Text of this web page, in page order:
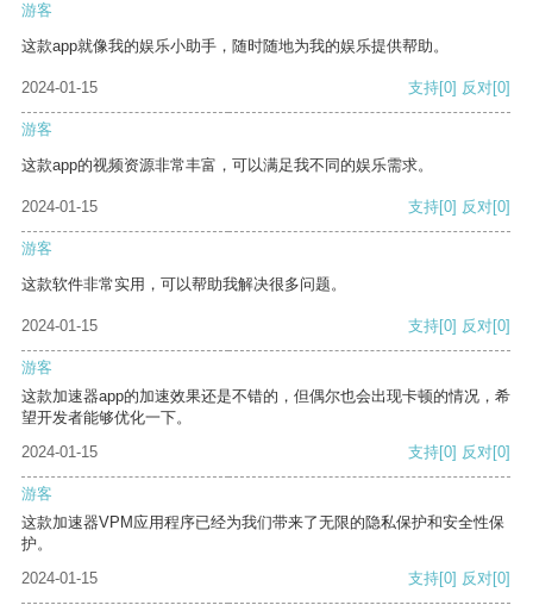
游客
这款app就像我的娱乐小助手，随时随地为我的娱乐提供帮助。
2024-01-15 支持[0] 反对[0]
游客
这款app的视频资源非常丰富，可以满足我不同的娱乐需求。
2024-01-15 支持[0] 反对[0]
游客
这款软件非常实用，可以帮助我解决很多问题。
2024-01-15 支持[0] 反对[0]
游客
这款加速器app的加速效果还是不错的，但偶尔也会出现卡顿的情况，希
望开发者能够优化一下。
2024-01-15
支持[0] 反对[0]
游客
这款加速器VPM应用程序已经为我们带来了无限的隐私保护和安全性保
护。
2024-01-15
支持[0] 反对[0]